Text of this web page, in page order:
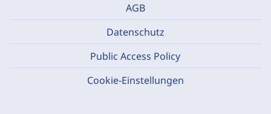
AGB
Datenschutz
Public Access Policy
Cookie-Einstellungen